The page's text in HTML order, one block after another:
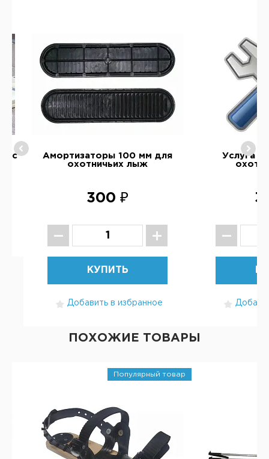
с
Амортизаторы 100 мм для
охотничьих лыж
300 ₽
КУПИТЬ
Добавить в избранное
Услуга
ПОХОЖИЕ ТОВАРЫ
Популярный товар